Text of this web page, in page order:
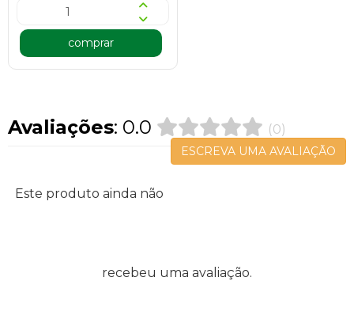
comprar
Avaliações: 0.0 (0)
ESCREVA UMA AVALIAÇÃO
Este produto ainda não
recebeu uma avaliação.